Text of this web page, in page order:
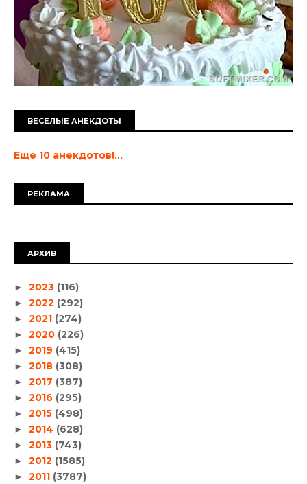
ВЕСЕЛЫЕ АНЕКДОТЫ
Еще 10 анекдотов!...
РЕКЛАМА
АРХИВ
► 2023 (116)
► 2022 (292)
► 2021 (274)
► 2020 (226)
► 2019 (415)
► 2018 (308)
► 2017 (387)
► 2016 (295)
► 2015 (498)
► 2014 (628)
► 2013 (743)
► 2012 (1585)
► 2011 (3787)